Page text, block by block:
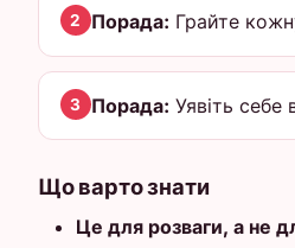
2 Порада: Грайте
3 Порада: Уявіть себе
Що варто знати
Це для розваги, а не